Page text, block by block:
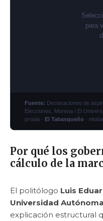
para
Fuente: Declaraciones de
Elecciones, Morena / El
propia · El Tabasqueño ·
Por qué los
cálculo de la
El politólogo Luis
Universidad
explicación estructural